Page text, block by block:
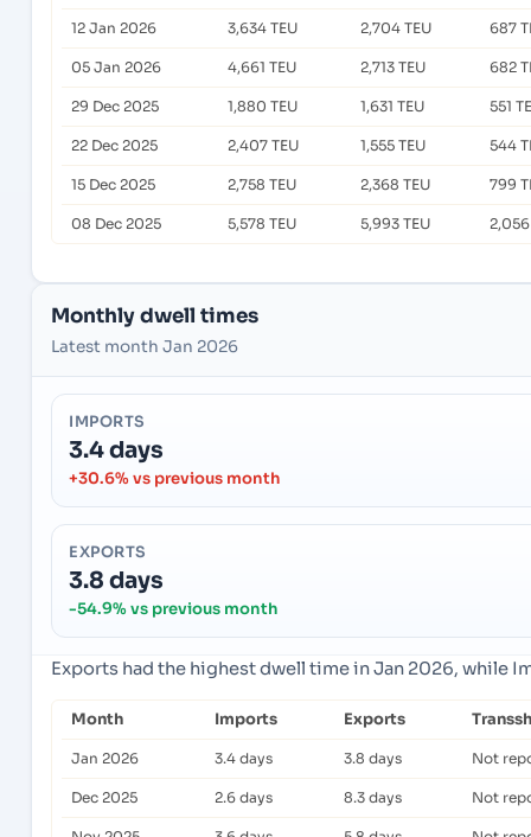
12 Jan 2026 3,634 TEU 2,704 TEU 687
05 Jan 2026 4,661 TEU 2,713 TEU 682
29 Dec 2025 1,880 TEU 1,631 TEU 551
22 Dec 2025 2,407 TEU 1,555 TEU 544
15 Dec 2025 2,758 TEU 2,368 TEU 799
08 Dec 2025 5,578 TEU 5,993 TEU 2,056
Monthly dwell times
Latest month Jan 2026
IMPORTS
3.4 days
+30.6% vs previous month
EXPORTS
3.8 days
-54.9% vs previous month
Exports had the highest dwell time in Jan 2026, while
Month Imports Exports
Jan 2026 3.4 days 3.8 days Not
Dec 2025 2.6 days 8.3 days Not